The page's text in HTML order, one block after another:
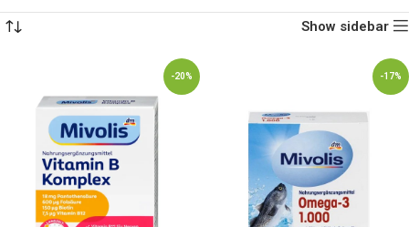
Show sidebar
-17%
-20%